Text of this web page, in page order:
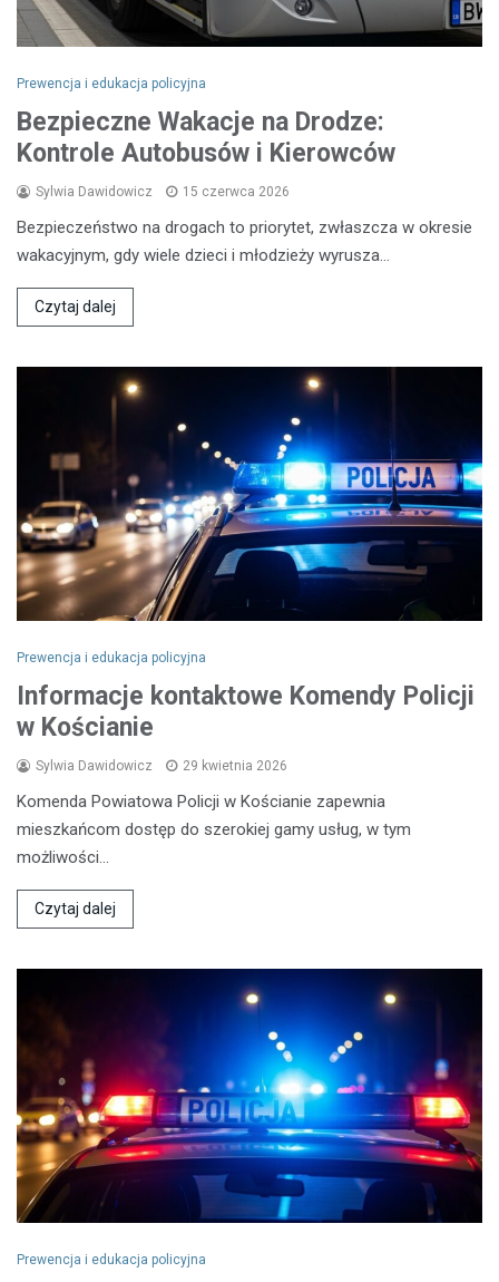
Prewencja i edukacja policyjna
Bezpieczne Wakacje na Drodze:
Kontrole Autobusów i Kierowców
Sylwia Dawidowicz 15 czerwca 2026
Bezpieczeństwo na drogach to priorytet, zwłaszcza w okresie
wakacyjnym, gdy wiele dzieci i młodzieży wyrusza…
Czytaj dalej
Prewencja i edukacja policyjna
Informacje kontaktowe Komendy Policji
w Kościanie
Sylwia Dawidowicz 29 kwietnia 2026
Komenda Powiatowa Policji w Kościanie zapewnia
mieszkańcom dostęp do szerokiej gamy usług, w tym
możliwości…
Czytaj dalej
Prewencja i edukacja policyjna